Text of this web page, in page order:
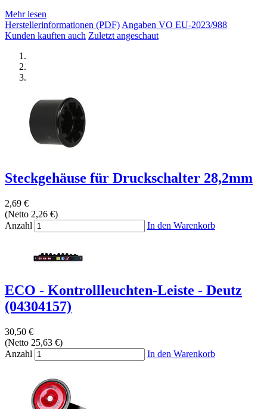
Mehr lesen
Herstellerinformationen (PDF)Angaben VO EU-2023/988
Kunden kauften auch Zuletzt angeschaut
Steckgehäuse für Druckschalter 28,2mm
2,69 €
(Netto 2,26 €)
Anzahl
In den Warenkorb
ECO - Kontrollleuchten-Leiste - Deutz
(04304157)
30,50 €
(Netto 25,63 €)
Anzahl
In den Warenkorb